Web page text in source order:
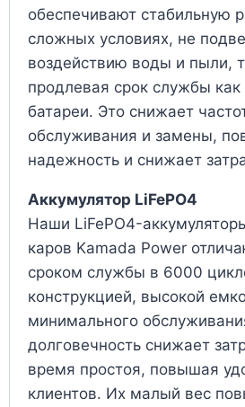
обеспечивают стабильную
сложных условиях, не
воздействию воды и пыли,
продлевая срок службы
батареи. Это снижает
обслуживания и замены,
надежность и снижает
Аккумулятор LiFePO4
Наши LiFePO4-
каров Kamada Power
сроком службы в 6000
конструкцией, высокой
минимального
долговечность снижает
время простоя, повышая
клиентов. Их малый вес